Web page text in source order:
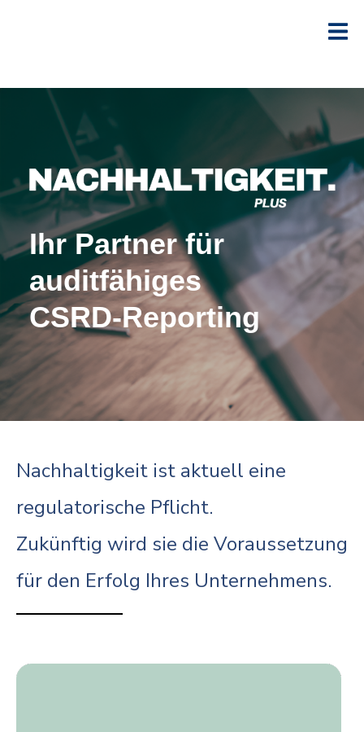
Ihr Partner für
auditfähiges
CSRD-Reporting
Nachhaltigkeit ist aktuell eine
regulatorische Pflicht.
Zukünftig wird sie die Voraussetzung
für den Erfolg Ihres Unternehmens.